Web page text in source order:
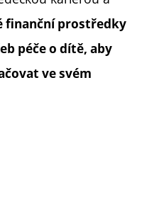
finanční prostředky
péče o dítě, aby
ve svém